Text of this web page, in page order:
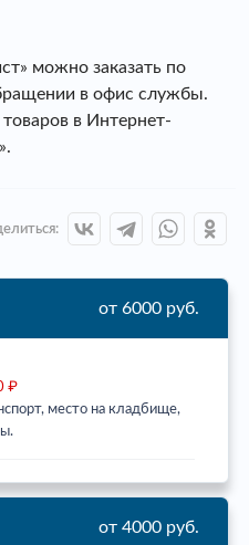
можно заказать по
в офис службы.
в Интернет-
от 6000 руб.
₽
место на кладбище,
от 4000 руб.